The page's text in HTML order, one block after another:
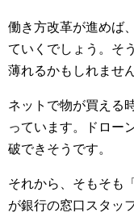
働き方改革が進めば
ていくでしょう。そ
薄れるかもしれません
ネットで物が買える
っています。ドロー
破できそうです。
それから、そもそも
が銀行の窓口スタッ